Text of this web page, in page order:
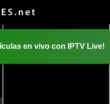
en vivo con IPTV Live!